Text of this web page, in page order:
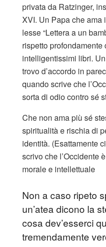
privata da Ratzinger,
XVI. Un Papa che
lesse “Lettera a un
rispetto
intelligentissimi libri.
trovo d’accordo in
quando scrive che
sorta di odio contro sé
Che non ama più sé
spiritualità e rischia di
identità. (Esattamente
scrivo che l’Occidente
morale e intellettuale
Non a caso ripeto
un’atea dicono la
cosa dev’esserci
tremendamente